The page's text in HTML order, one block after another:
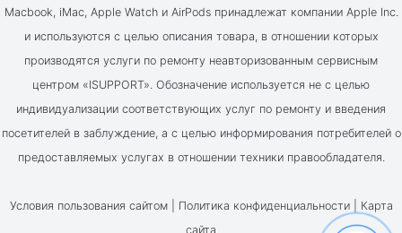
Macbook, iMac, Apple Watch и AirPods принадлежат компании Apple Inc.
и используются с целью описания товара, в отношении которых
производятся услуги по ремонту неавторизованным сервисным
центром «ISUPPORT». Обозначение используется не с целью
индивидуализации соответствующих услуг по ремонту и введения
посетителей в заблуждение, а с целью информирования потребителей о
предоставляемых услугах в отношении техники правообладателя.
Условия пользования сайтом | Политика конфиденциальности| Карта
сайта